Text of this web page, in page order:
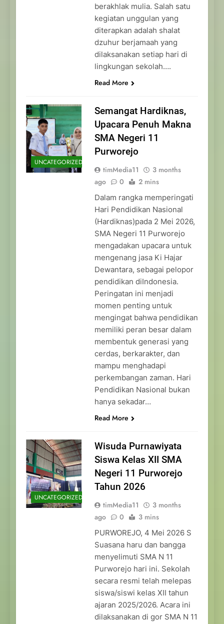
berakhlak mulia. Salah satu
kegiatan unggulan yang
diterapkan adalah shalat
dzuhur berjamaah yang
dilaksanakan setiap hari di
lingkungan sekolah….
Read More
UNCATEGORIZED
Semangat Hardiknas,
Upacara Penuh Makna
SMA Negeri 11
Purworejo
timMedia11
3 months
ago
0 2 mins
Dalam rangka memperingati
Hari Pendidikan Nasional
(Hardiknas)pada 2 Mei 2026,
SMA Negeri 11 Purworejo
mengadakan upacara untuk
mengenang jasa Ki Hajar
Dewantara, sebagai pelopor
pendidikan diIndonesia.
Peringatan ini menjadi
momen penting untuk
mengingat bahwa pendidikan
memiliki peran besar dalam
membentuk generasi yang
cerdas, berkarakter, dan
mampu menghadapi
perkembangan zaman. Hari
Pendidikan Nasional bukan
hanya sekadar…
Read More
UNCATEGORIZED
Wisuda Purnawiyata
Siswa Kelas XII SMA
Negeri 11 Purworejo
Tahun 2026
timMedia11
3 months
ago
0 3 mins
PURWOREJO, 4 Mei 2026 S
Suasana haru dan bangga
menyelimuti SMA N 11
Purworejo hari ini. Sekolah
secara resmi telah melepas
siswa/siswi kelas XII tahun
ajaran 2025/2026. Acara ini
dilaksanakan di gor SMA N 11